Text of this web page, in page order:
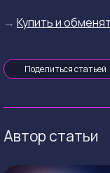
→ Купить и
Поделиться статьей
Автор статьи